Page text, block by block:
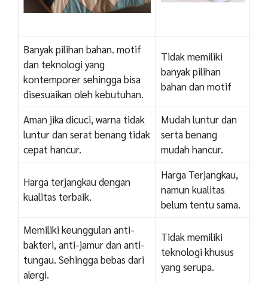
Banyak pilihan bahan. motif
dan teknologi yang
kontemporer sehingga bisa
disesuaikan oleh kebutuhan.
Tidak memiliki
banyak pilihan
bahan dan motif
Aman jika dicuci, warna tidak
luntur dan serat benang tidak
cepat hancur.
Mudah luntur dan
serta benang
mudah hancur.
Harga terjangkau dengan
kualitas terbaik.
Harga Terjangkau,
namun kualitas
belum tentu sama.
Memiliki keunggulan anti-
bakteri, anti-jamur dan anti-
tungau. Sehingga bebas dari
alergi.
Tidak memiliki
teknologi khusus
yang serupa.